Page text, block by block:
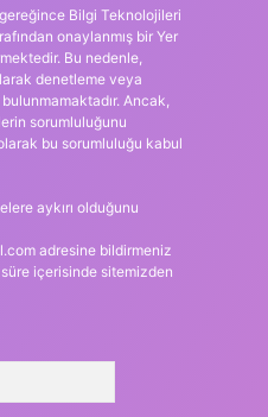
Bilgi Teknolojileri
onaylanmış bir Yer
Bu nedenle,
denetleme veya
Ancak,
sorumluluğunu
bu sorumluluğu kabul
aykırı olduğunu
adresine bildirmeniz
içerisinde sitemizden